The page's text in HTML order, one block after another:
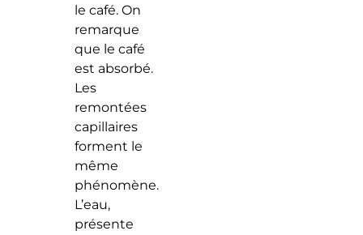
le café. On
remarque
que le café
est absorbé.
Les
remontées
capillaires
forment le
même
phénomène.
L’eau,
présente